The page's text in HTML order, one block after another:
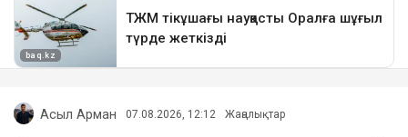
Асыл Арман 07.08.2026, 12:12 Жаңалықтар